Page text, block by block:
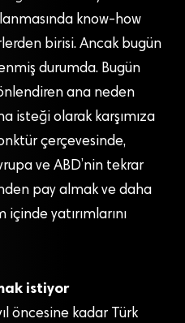
know-how
birisi. Ancak bugün
durumda. Bugün
ana neden
isteği olarak karşımıza
çerçevesinde,
ve ABD’nin tekrar
pay almak ve daha
yatırımlarını
istiyor
öncesine kadar Türk